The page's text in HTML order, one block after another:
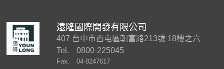
遠隆國際開發有限公司
407 台中市西屯區朝富路213號 18樓之六
Tel.
0800-225045
Fax. 04-8247617